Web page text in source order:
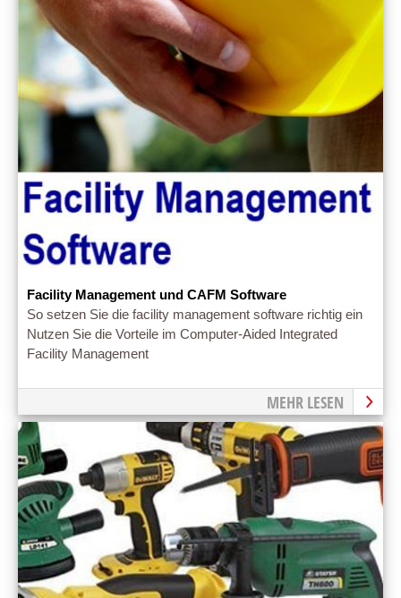
Facility Management und CAFM Software
So setzen Sie die facility management software richtig ein
Nutzen Sie die Vorteile im Computer-Aided Integrated
Facility Management
MEHR LESEN